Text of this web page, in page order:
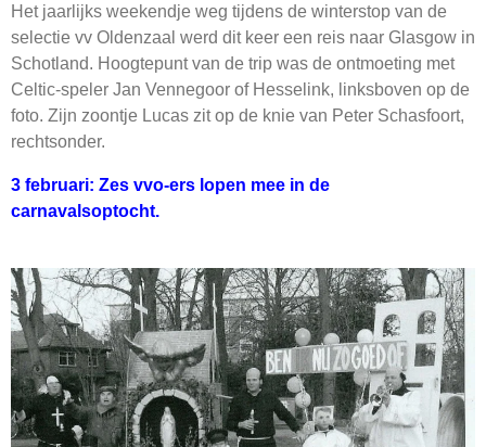
Het jaarlijks weekendje weg tijdens de winterstop van de
selectie vv Oldenzaal werd dit keer een reis naar Glasgow in
Schotland. Hoogtepunt van de trip was de ontmoeting met
Celtic-speler Jan Vennegoor of Hesselink, linksboven op de
foto. Zijn zoontje Lucas zit op de knie van Peter Schasfoort,
rechtsonder.
3 februari: Zes vvo-ers lopen mee in de
carnavalsoptocht.